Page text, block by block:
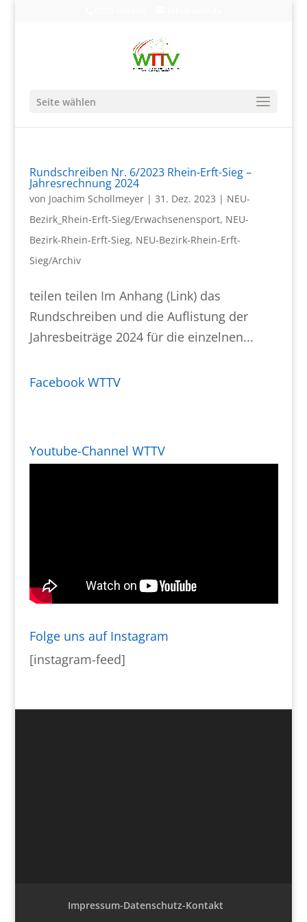
Seite wählen
Rundschreiben Nr. 6/2023 Rhein-Erft-Sieg –
Jahresrechnung 2024
von Joachim Schollmeyer| 31. Dez. 2023 | NEU-
Bezirk_Rhein-Erft-Sieg/Erwachsenensport, NEU-
Bezirk-Rhein-Erft-Sieg, NEU-Bezirk-Rhein-Erft-
Sieg/Archiv
teilen teilen Im Anhang (Link) das
Rundschreiben und die Auflistung der
Jahresbeiträge 2024 für die einzelnen...
Facebook WTTV
Youtube-Channel WTTV
Folge uns auf Instagram
[instagram-feed]
Impressum-Datenschutz-Kontakt